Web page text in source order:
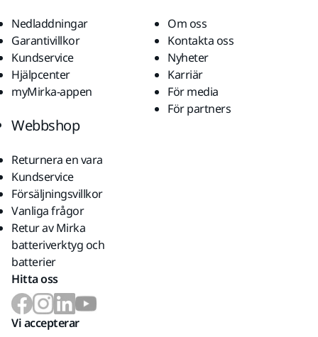
Nedladdningar
Garantivillkor
Kundservice
Hjälpcenter
myMirka-appen
Om oss
Kontakta oss
Nyheter
Karriär
För media
För partners
Webbshop
Returnera en vara
Kundservice
Försäljningsvillkor
Vanliga frågor
Retur av Mirka
batteriverktyg och
batterier
Hitta oss
Vi accepterar